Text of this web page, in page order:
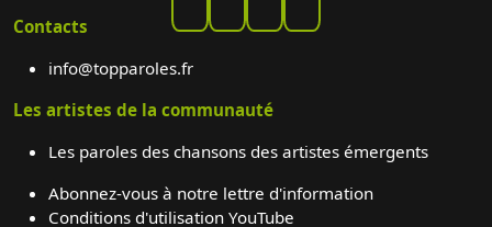
Contacts
info@topparoles.fr
Les artistes de la communauté
Les paroles des chansons des artistes émergents
Abonnez-vous à notre lettre d'information
Conditions d'utilisation YouTube